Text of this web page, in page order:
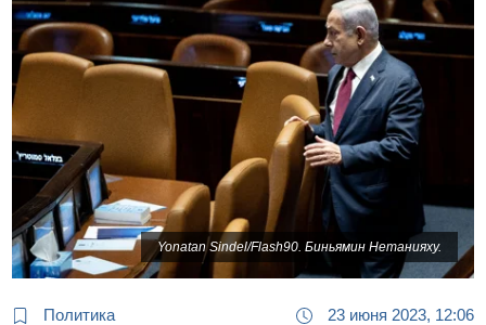
Yonatan Sindel/Flash90. Биньямин Нетанияху.
Политика 23 июня 2023, 12:06